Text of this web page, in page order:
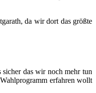
da wir dort das größte
das wir noch mehr tun
erfahren wollt